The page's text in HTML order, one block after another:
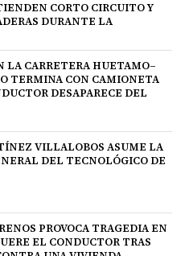
CORTO CIRCUITO Y
DURANTE LA
LA CARRETERA HUETAMO–
TERMINA CON CAMIONETA
DESAPARECE DEL
VILLALOBOS ASUME LA
DEL TECNOLÓGICO DE
PROVOCA TRAGEDIA EN
EL CONDUCTOR TRAS